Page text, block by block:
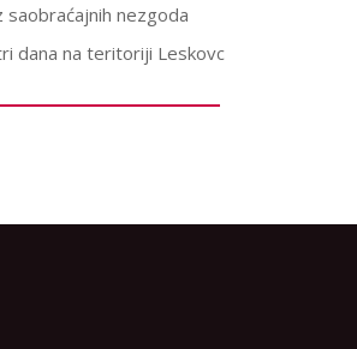
saobraćajnih nezgoda
dana na teritoriji Leskovc